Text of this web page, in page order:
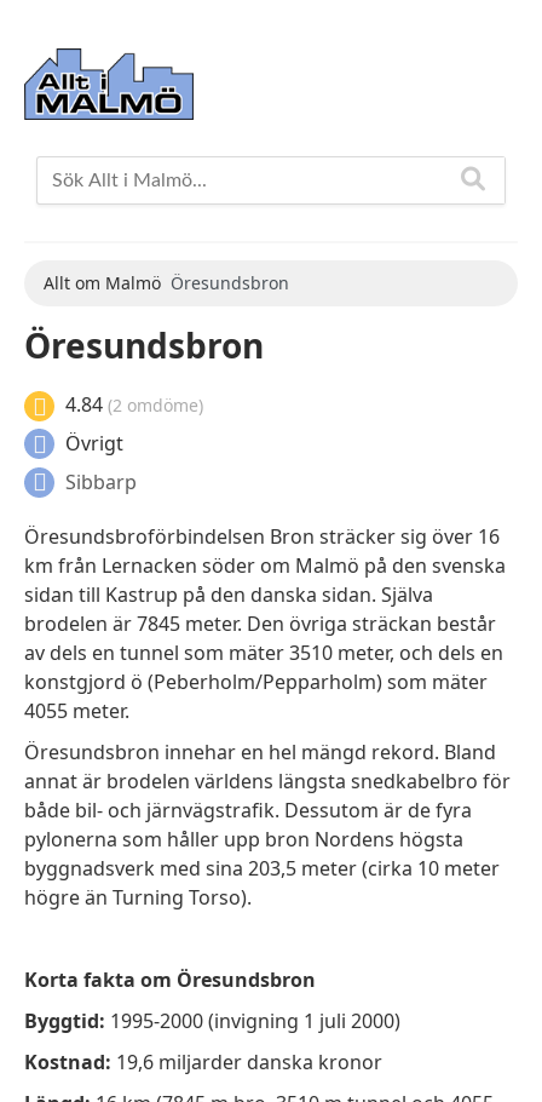
Allt om Malmö Öresundsbron
Öresundsbron
4.84 (2 omdöme)
Övrigt
Sibbarp
Öresundsbroförbindelsen Bron sträcker sig över 16
km från Lernacken söder om Malmö på den svenska
sidan till Kastrup på den danska sidan. Själva
brodelen är 7845 meter. Den övriga sträckan består
av dels en tunnel som mäter 3510 meter, och dels en
konstgjord ö (Peberholm/Pepparholm) som mäter
4055 meter.
Öresundsbron innehar en hel mängd rekord. Bland
annat är brodelen världens längsta snedkabelbro för
både bil- och järnvägstrafik. Dessutom är de fyra
pylonerna som håller upp bron Nordens högsta
byggnadsverk med sina 203,5 meter (cirka 10 meter
högre än Turning Torso).
Korta fakta om Öresundsbron
Byggtid: 1995-2000 (invigning 1 juli 2000)
Kostnad: 19,6 miljarder danska kronor